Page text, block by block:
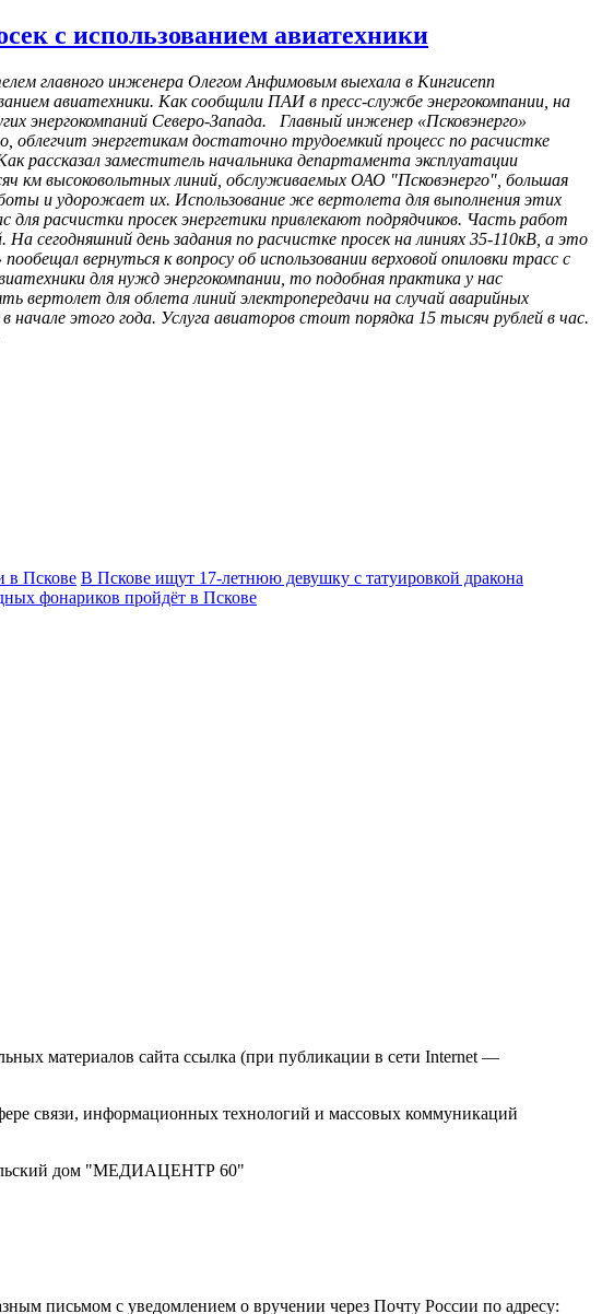
с использованием авиатехники
главного инженера Олегом Анфимовым выехала в Кингисепп
авиатехники. Как сообщили ПАИ в пресс-службе энергокомпании, на
энергокомпаний Северо-Запада. Главный инженер «Псковэнерго»
облегчит энергетикам достаточно трудоемкий процесс по расчистке
рассказал заместитель начальника департамента эксплуатации
км высоковольтных линий, обслуживаемых ОАО "Псковэнерго", большая
и удорожает их. Использование же вертолета для выполнения этих
расчистки просек энергетики привлекают подрядчиков. Часть работ
сегодняшний день задания по расчистке просек на линиях 35-110кВ, а это
вернуться к вопросу об использовании верховой опиловки трасс с
для нужд энергокомпании, то подобная практика у нас
вертолет для облета линий электропередачи на случай аварийных
этого года. Услуга авиаторов стоит порядка 15 тысяч рублей в час.
в Пскове В Пскове ищут 17‑летнюю девушку с татуировкой дракона
фонариков пройдёт в Пскове
материалов сайта ссылка (при публикации в сети Internet —
связи, информационных технологий и массовых коммуникаций
дом "МЕДИАЦЕНТР 60"
письмом с уведомлением о вручении через Почту России по адресу: